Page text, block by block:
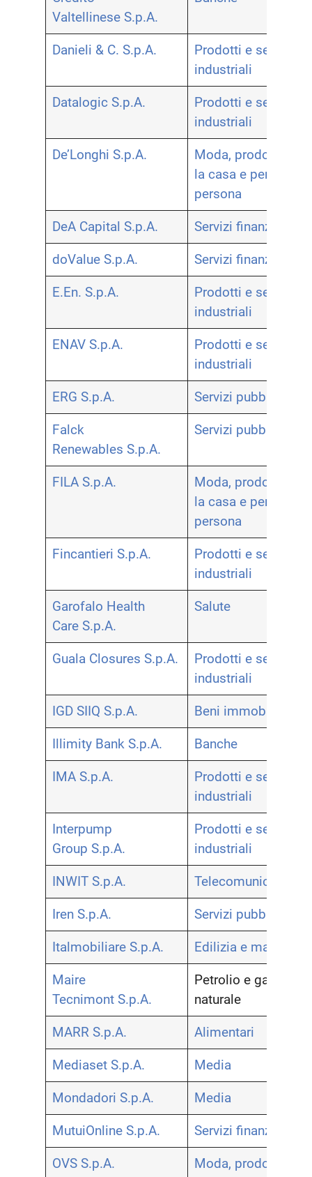
Valtellinese S.p.A.
Danieli & C. S.p.A.
Prodotti e servizi
industriali
Datalogic S.p.A.
Prodotti e servizi
industriali
De’Longhi S.p.A.
Moda, prodotti per
la casa e per la
persona
DeA Capital S.p.A. Servizi finanziari
doValue S.p.A. Servizi finanziari
E.En. S.p.A.
Prodotti e servizi
industriali
ENAV S.p.A.
Prodotti e servizi
industriali
ERG S.p.A. Servizi pubblici
Falck
Renewables S.p.A.
Servizi pubblici
FILA S.p.A.
Moda, prodotti per
la casa e per la
persona
Fincantieri S.p.A.
Prodotti e servizi
industriali
Garofalo Health
Care S.p.A.
Salute
Guala Closures S.p.A.
Prodotti e servizi
industriali
IGD SIIQ S.p.A. Beni immobili
Illimity Bank S.p.A. Banche
IMA S.p.A.
Prodotti e servizi
industriali
Interpump
Group S.p.A.
Prodotti e servizi
industriali
INWIT S.p.A. Telecomunicazioni
Iren S.p.A. Servizi pubblici
Italmobiliare S.p.A. Edilizia e materiali
Maire
Tecnimont S.p.A.
Petrolio e gas
naturale
MARR S.p.A. Alimentari
Mediaset S.p.A. Media
Mondadori S.p.A. Media
MutuiOnline S.p.A. Servizi finanziari
OVS S.p.A.
Moda, prodotti per